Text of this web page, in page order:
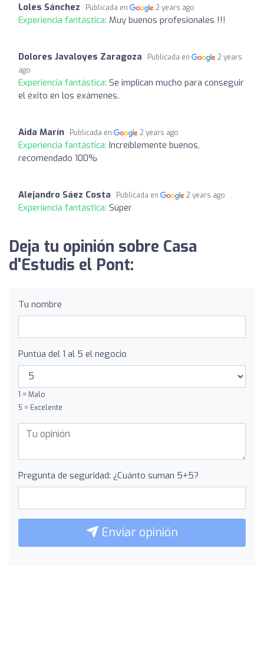
Loles Sánchez Publicada en 2 years ago
Experiencia fantástica: Muy buenos profesionales !!!
Dolores Javaloyes Zaragoza Publicada en
2 years
ago
Experiencia fantástica: Se implican mucho para conseguir
el éxito en los exámenes.
Aida Marín Publicada en 2 years ago
Experiencia fantástica: Increíblemente buenos,
recomendado 100%
Alejandro Sáez Costa Publicada en 2 years ago
Experiencia fantástica: Súper
Deja tu opinión sobre Casa
d'Estudis el Pont:
Tu nombre
Puntúa del 1 al 5 el negocio
1 = Malo
5 = Excelente
Pregunta de seguridad: ¿Cuánto suman 5+5?
Enviar opinión